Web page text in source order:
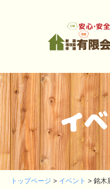
イ
トップページ > イベント >銘木